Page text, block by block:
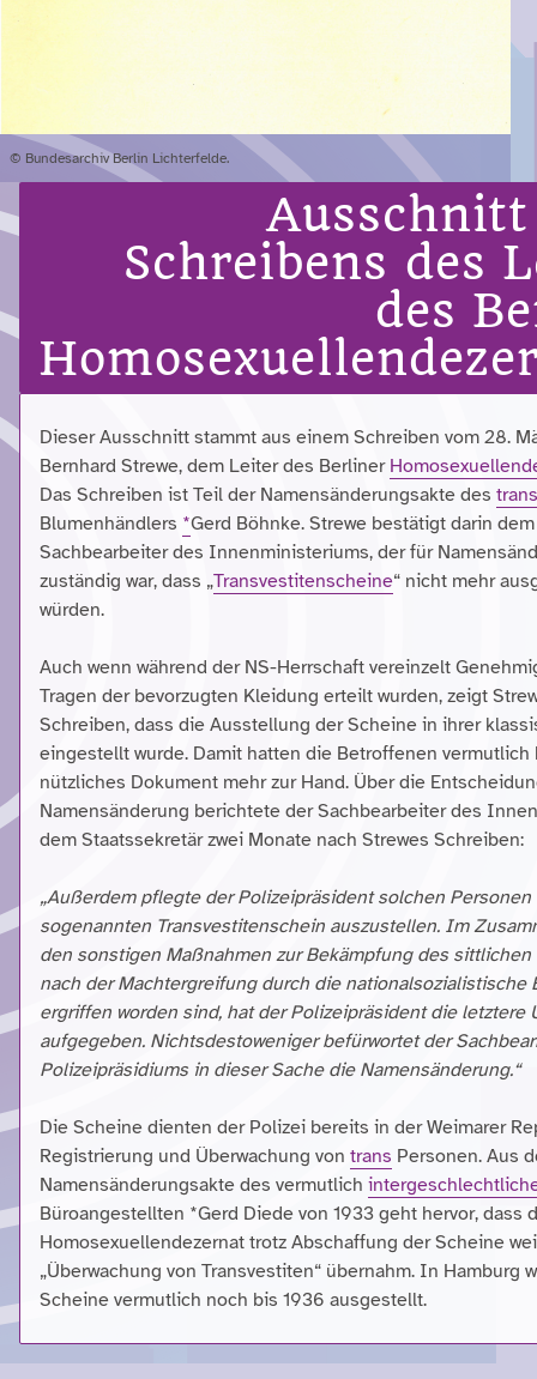
© Bundesarchiv Berlin Lichterfelde.
Ausschnitt
Schreibens des
des
Dieser Ausschnitt stammt aus einem Schreiben vom 28.
Bernhard Strewe, dem Leiter des Berliner
Das Schreiben ist Teil der Namensänderungsakte des
Blumenhändlers *Gerd Böhnke. Strewe bestätigt darin dem
Sachbearbeiter des Innenministeriums, der für
zuständig war, dass „Transvestitenscheine“ nicht mehr
würden.
Auch wenn während der NS-Herrschaft vereinzelt
Tragen der bevorzugten Kleidung erteilt wurden, zeigt
Schreiben, dass die Ausstellung der Scheine in ihrer
eingestellt wurde. Damit hatten die Betroffenen vermutlich
nützliches Dokument mehr zur Hand. Über die
Namensänderung berichtete der Sachbearbeiter des
dem Staatssekretär zwei Monate nach Strewes Schreiben:
„Außerdem pflegte der Polizeipräsident solchen Personen
sogenannten Transvestitenschein auszustellen. Im
den sonstigen Maßnahmen zur Bekämpfung des sittlichen
nach der Machtergreifung durch die nationalsozialistische
ergriffen worden sind, hat der Polizeipräsident die letztere
aufgegeben. Nichtsdestoweniger befürwortet der
Polizeipräsidiums in dieser Sache die Namensänderung.“
Die Scheine dienten der Polizei bereits in der Weimarer
Registrierung und Überwachung von trans Personen. Aus
Namensänderungsakte des vermutlich
Büroangestellten *Gerd Diede von 1933 geht hervor, dass
Homosexuellendezernat trotz Abschaffung der Scheine
„Überwachung von Transvestiten“ übernahm. In Hamburg
Scheine vermutlich noch bis 1936 ausgestellt.